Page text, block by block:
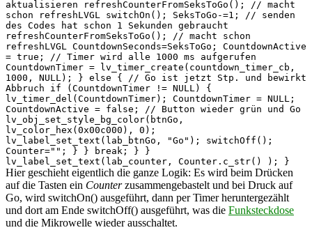
aktualisieren refreshCounterFromSeksToGo(); // macht
schon refreshLVGL switchOn(); SeksToGo-=1; // senden
des Codes hat schon 1 Sekunden gebraucht
refreshCounterFromSeksToGo(); // macht schon
refreshLVGL CountdownSeconds=SeksToGo; CountdownActive
= true; // Timer wird alle 1000 ms aufgerufen
CountdownTimer = lv_timer_create(countdown_timer_cb,
1000, NULL); } else { // Go ist jetzt Stp. und bewirkt
Abbruch if (CountdownTimer != NULL) {
lv_timer_del(CountdownTimer); CountdownTimer = NULL;
CountdownActive = false; // Button wieder grün und Go
lv_obj_set_style_bg_color(btnGo,
lv_color_hex(0x00c000), 0);
lv_label_set_text(lab_btnGo, "Go"); switchOff();
Counter=""; } } break; } }
lv_label_set_text(lab_counter, Counter.c_str() ); }
Hier geschieht eigentlich die ganze Logik: Es wird beim Drücken
auf die Tasten ein Counterzusammengebastelt und bei Druck auf
Go, wird switchOn() ausgeführt, dann per Timer heruntergezählt
und dort am Ende switchOff() ausgeführt, was die Funksteckdose
und die Mikrowelle wieder ausschaltet.